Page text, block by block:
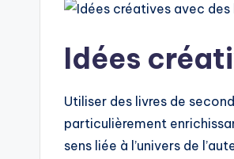
Idées
Utiliser des livres de
particulièrement
sens liée à l’univers de